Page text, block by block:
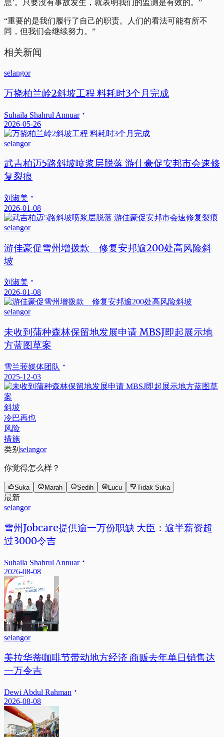
息’。只要没有事故发生，就表明我们的监测是有效的。”
“重要的是我们履行了自己的职责。人们的看法可能有所不
同，但我们会继续努力。”
相关新闻
selangor
万挠柏兰岭2斜坡工程 料耗时3个月完成
Suhaila Shahrul Annuar
2026-05-26
selangor
武吉柏迈5路斜坡喷浆层脱落 游佳豪促安邦市会速修
复裂痕
刘淑美
2026-01-08
selangor
游佳豪促雪州增拨款 修复安邦逾200处高风险斜
坡
刘淑美
2026-01-08
selangor
未收到蒲种森林保留地发展申请 MBSJ即起展示地
方蓝图草案
雪兰莪媒体团队
2025-12-03
斜坡
冷巴再也
风险
措施
类别 selangor
你觉得怎么样？
Suka Marah Sedih Lucu Tidak Suka
最新
selangor
雪州Jobcare提供逾一万份职缺 大臣：逾半薪资超
过3000令吉
Suhaila Shahrul Annuar
2026-08-08
selangor
美拉华蒂咖啡节带动地方经济 商贩去年单日销售达
一万令吉
Dewi Abdul Rahman
2026-08-08